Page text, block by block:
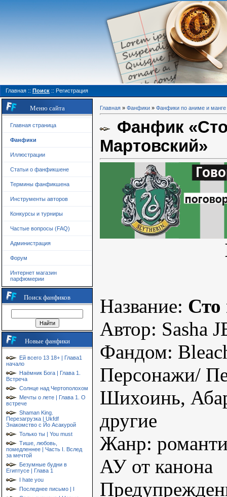
Главная :: Поиск :: Регистрация
Меню сайта
Главная страница
Фанфики
Иллюстрации
Статьи о фанфикшене
Термины фанфикшена
Инструменты авторов
Конкурсы и турниры
Частые вопросы (FAQ)
Администрация
Форум
Интернет магазин
парфюмерии
Поиск фанфиков
Новые фанфики
Ей всего 13 18+ | Глава1
начало
Наёмник Бога | Глава 1.
Встреча
Солнце над Чертополохом
Мечты о лете | Глава 1. О
встрече
Shaman King.
Перезагрузка | Ukfdf
Знакомство с Йо Асакурой
Только ты | You must
Тише, любовь,
помедленнее | Часть I. Вслед
за мечтой
Безумные будни в
Египтусе | Глава 1
I hate you
Последнее письмо | I
Главная » Фанфики » Фанфики по аниме и манге
Фанфик
Мартовский»
Название: Сто
Автор: Sasha
Фандом:
Персонажи/
Шихоинь,
другие
Жанр:
АУ от канона